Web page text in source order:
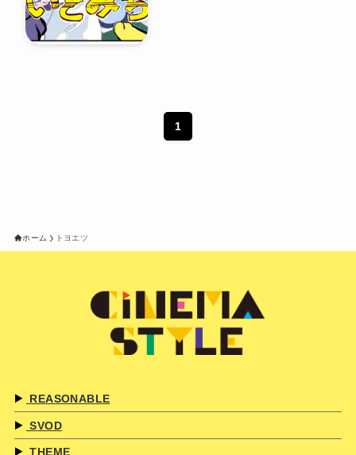
1
ホーム トヨエツ
REASONABLE
SVOD
THEME